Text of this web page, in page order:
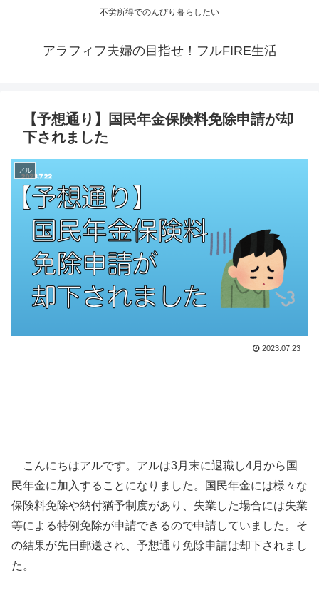
不労所得でのんびり暮らしたい
アラフィフ夫婦の目指せ！フルFIRE生活
【予想通り】国民年金保険料免除申請が却
下されました
アル
2023.07.23
こんにちはアルです。アルは3月末に退職し4月から国
民年金に加入することになりました。国民年金には様々な
保険料免除や納付猶予制度があり、失業した場合には失業
等による特例免除が申請できるので申請していました。そ
の結果が先日郵送され、予想通り免除申請は却下されまし
た。